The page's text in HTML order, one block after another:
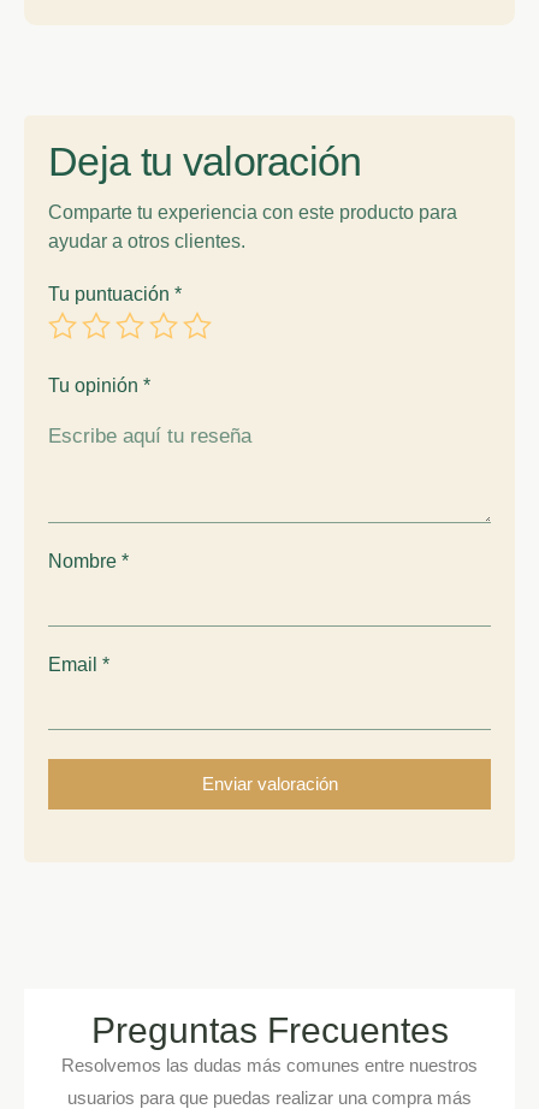
Deja tu valoración
Comparte tu experiencia con este producto para
ayudar a otros clientes.
Tu puntuación *
Tu opinión *
Nombre *
Email *
Preguntas Frecuentes
Resolvemos las dudas más comunes entre nuestros
usuarios para que puedas realizar una compra más